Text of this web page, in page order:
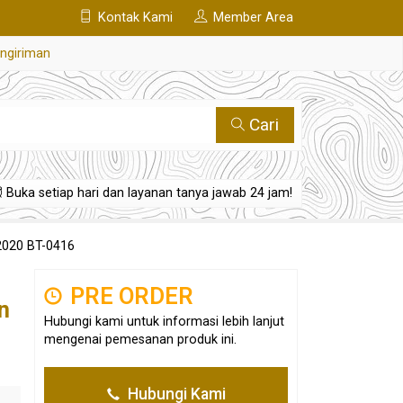
Kontak Kami Member Area
Cari
Buka setiap hari dan layanan tanya jawab 24 jam!
BT-0416
PRE ORDER
Hubungi kami untuk informasi lebih lanjut
mengenai pemesanan produk ini.
Hubungi Kami